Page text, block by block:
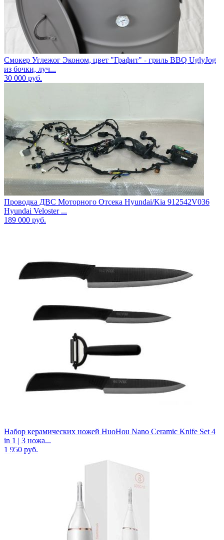
Смокер Углежог Эконом, цвет "Графит" - гриль BBQ UglyJog
из бочки, луч...
30 000 руб.
Проводка ДВС Моторного Отсека Hyundai/Kia 912542V036
Hyundai Veloster ...
189 000 руб.
Набор керамических ножей HuoHou Nano Ceramic Knife Set 4
in 1 | 3 ножа...
1 950 руб.